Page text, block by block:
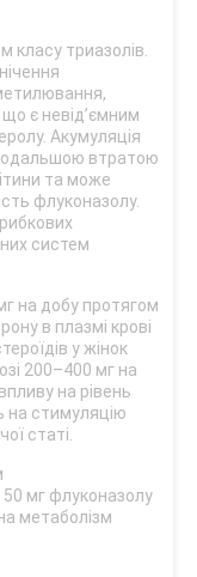
класу триазолів.
є невід’ємним
Акумуляція
втратою
та може
флуконазолу.
систем
на добу протягом
в плазмі крові
у жінок
200–400 мг на
на рівень
на стимуляцію
статі.
мг флуконазолу
метаболізм